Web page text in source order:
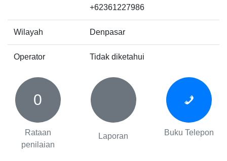
+62361227986
Wilayah Denpasar
Operator Tidak diketahui
0
Rataan
penilaian
Laporan Buku Telepon